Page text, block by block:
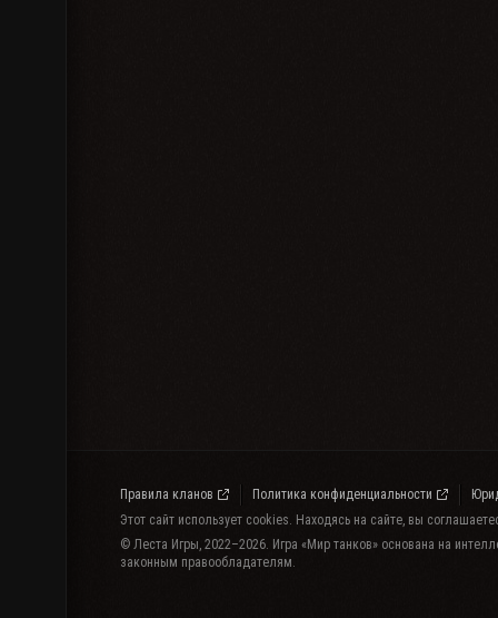
Правила кланов Политика конфиденциальности
Этот сайт использует cookies. Находясь на сайте, вы
© Леста Игры, 2022–2026. Игра «Мир танков» основана на
законным правообладателям.